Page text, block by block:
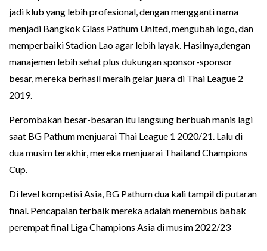
jadi klub yang lebih profesional, dengan mengganti nama
menjadi Bangkok Glass Pathum United, mengubah logo, dan
memperbaiki Stadion Lao agar lebih layak. Hasilnya,dengan
manajemen lebih sehat plus dukungan sponsor-sponsor
besar, mereka berhasil meraih gelar juara di Thai League 2
2019.
Perombakan besar-besaran itu langsung berbuah manis lagi
saat BG Pathum menjuarai Thai League 1 2020/21. Lalu di
dua musim terakhir, mereka menjuarai Thailand Champions
Cup.
Di level kompetisi Asia, BG Pathum dua kali tampil di putaran
final. Pencapaian terbaik mereka adalah menembus babak
perempat final Liga Champions Asia di musim 2022/23